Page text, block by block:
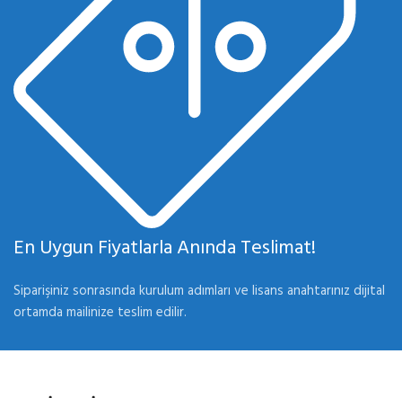
En Uygun Fiyatlarla Anında Teslimat!
Siparişiniz sonrasında kurulum adımları ve lisans anahtarınız dijital
ortamda mailinize teslim edilir.